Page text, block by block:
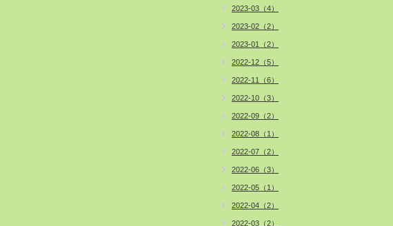
2023-03（4）
2023-02（2）
2023-01（2）
2022-12（5）
2022-11（6）
2022-10（3）
2022-09（2）
2022-08（1）
2022-07（2）
2022-06（3）
2022-05（1）
2022-04（2）
2022-03（2）